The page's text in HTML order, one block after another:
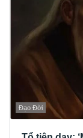
Đạo Đời